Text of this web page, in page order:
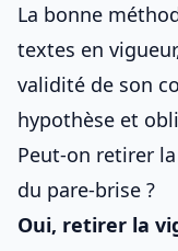
La bonne
textes en
validité de son
hypothèse et
Peut-on retirer
du pare-brise ?
Oui, retirer la